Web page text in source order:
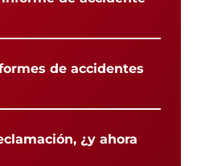
de accidentes
¿y ahora